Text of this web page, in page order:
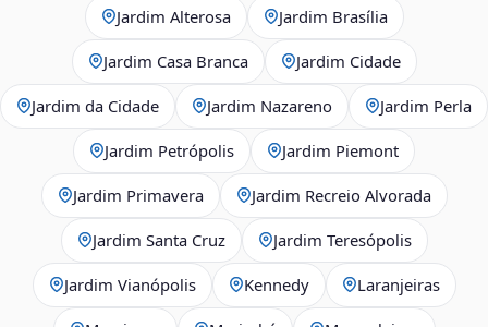
Jardim Alterosa Jardim Brasília
Jardim Casa Branca Jardim Cidade
Jardim da Cidade Jardim Nazareno Jardim Perla
Jardim Petrópolis Jardim Piemont
Jardim Primavera Jardim Recreio Alvorada
Jardim Santa Cruz Jardim Teresópolis
Jardim Vianópolis Kennedy Laranjeiras